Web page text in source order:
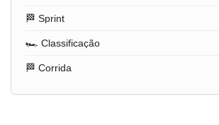
🏁 Sprint
🏎️ Classificação
🏁 Corrida